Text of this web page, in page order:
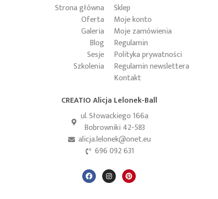
Strona główna
Oferta
Galeria
Blog
Sesje
Szkolenia
Sklep
Moje konto
Moje zamówienia
Regulamin
Polityka prywatności
Regulamin newslettera
Kontakt
CREATIO Alicja Lelonek-Ball
ul. Słowackiego 166a
Bobrowniki 42-583
alicja.lelonek@onet.eu
696 092 631